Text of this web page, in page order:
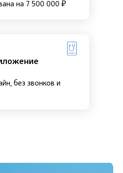
на 7 500 000 ₽
без звонков и